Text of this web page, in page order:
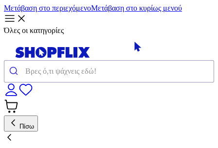
Μετάβαση στο περιεχόμενοΜετάβαση στο κυρίως μενού
Όλες οι κατηγορίες
Πίσω